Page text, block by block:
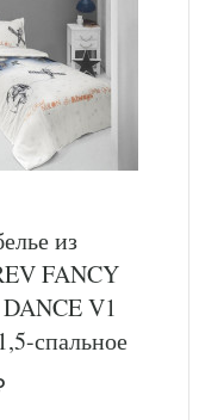
из
FANCY
V1
спальное